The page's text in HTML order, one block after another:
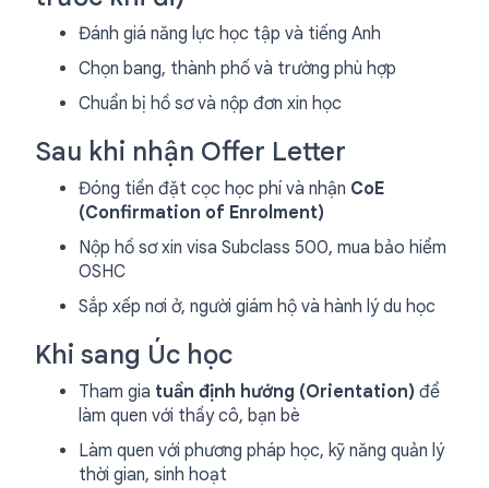
Đánh giá năng lực học tập và tiếng Anh
Chọn bang, thành phố và trường phù hợp
Chuẩn bị hồ sơ và nộp đơn xin học
Sau khi nhận Offer Letter
Đóng tiền đặt cọc học phí và nhận CoE
(Confirmation of Enrolment)
Nộp hồ sơ xin visa Subclass 500, mua bảo hiểm
OSHC
Sắp xếp nơi ở, người giám hộ và hành lý du học
Khi sang Úc học
Tham gia tuần định hướng (Orientation) để
làm quen với thầy cô, bạn bè
Làm quen với phương pháp học, kỹ năng quản lý
thời gian, sinh hoạt